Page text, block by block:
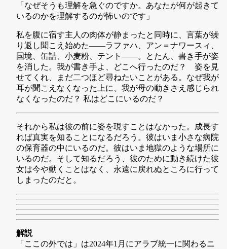
「なぜそうも理解を急ぐのですか。あなたが何が起きて
いるのかを理解するのが怖いのです」
私を腹に宿す主人の肉体が静まったと同時に、言葉が繰
り返し聞こえ始めた——ラファハ、アン＝ナワースィ、
国境、缶詰、小麦粉、テント——。とたん、書き手が姿
を消した。我が書き手よ、どこへ行ったのだ？ 姿を見
せてくれ、まだ二つほど尋ねたいことがある。なぜ我が
耳が聞こえなくなった上に、我が母の動きさえ感じられ
なくなったのだ？ 私はどこにいるのだ？
それから私は彼の前に姿を現すことはなかった。成長す
れば真実を知ることになるだろう。彼はいま小さな病院
の保育器の中にいるのだ。彼はいま地獄のような場所に
いるのだ。そして知るだろう、彼のために動き続けた彼
女は今や動くことはなく、永遠に戻れぬところに行って
しまったのだと。
解説
「ここの外では」は2024年1月にアラブ統一に関わるニ